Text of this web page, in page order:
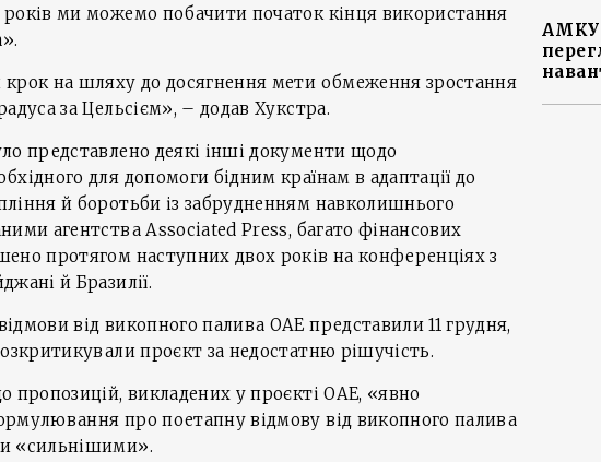
ми можемо побачити початок кінця використання
на шляху до досягнення мети обмеження зростання
за Цельсієм», – додав Хукстра.
представлено деякі інші документи щодо
для допомоги бідним країнам в адаптації до
й боротьби із забрудненням навколишнього
агентства Associated Press, багато фінансових
протягом наступних двох років на конференціях з
й Бразилії.
від викопного палива ОАЕ представили 11 грудня,
проєкт за недостатню рішучість.
пропозицій, викладених у проєкті ОАЕ, «явно
про поетапну відмову від викопного палива
«сильнішими».
АМКУ